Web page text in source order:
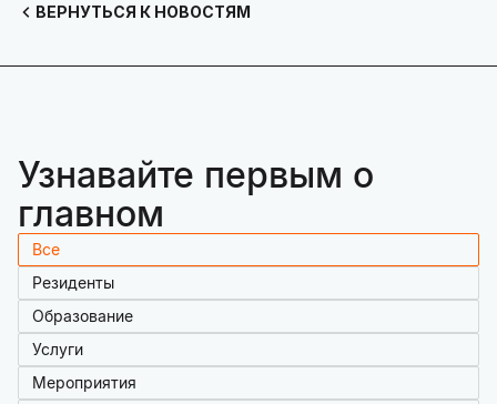
ВЕРНУТЬСЯ К НОВОСТЯМ
Узнавайте первым о
главном
Все
Резиденты
Образование
Услуги
Мероприятия